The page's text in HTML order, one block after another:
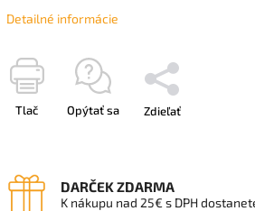
Detailné informácie
Tlač Opýtať sa Zdieľať
DARČEK ZDARMA
K nákupu nad 25€ s DPH